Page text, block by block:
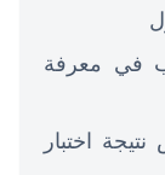
في معرفة
اختبار